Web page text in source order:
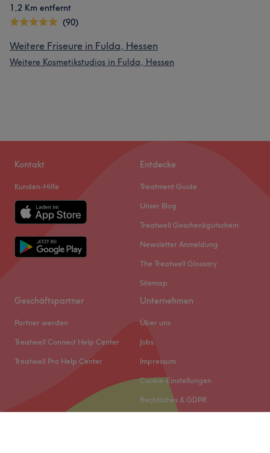
1,2 Km entfernt
(90)
Weitere Friseure in Fulda, Hessen
Weitere Kosmetikstudios in Fulda, Hessen
Kontakt
Kunden-Hilfe
Entdecke
Treatment Guide
Unser Blog
Treatwell Geschenkgutschein
Newsletter Anmeldung
The Treatwell Glossary
Sitemap
Geschäftspartner
Partner werden
Treatwell Connect Help Center
Treatwell Pro Help Center
Unternehmen
Über uns
Jobs
Impressum
Cookie-Einstellungen
Rechtliches & GDPR